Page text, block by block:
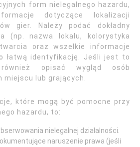
form nielegalnego hazardu,
dotyczące lokalizacji
gier. Należy podać dokładny
(np. nazwa lokalu, kolorystyka
oraz wszelkie informacje
łatwą identyfikację. Jeśli jest to
opisać wygląd osób
lub grających.
które mogą być pomocne przy
hazardu, to:
nielegalnej działalności.
naruszenie prawa (jeśli